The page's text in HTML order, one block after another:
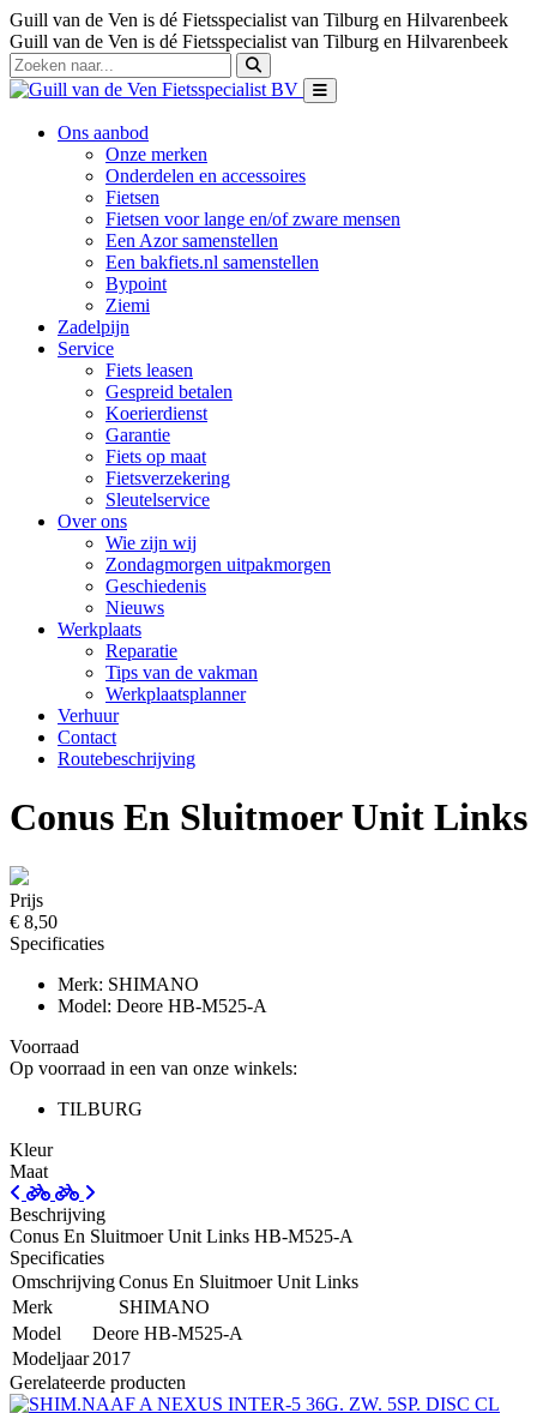
Guill van de Ven is dé Fietsspecialist van Tilburg en Hilvarenbeek
Guill van de Ven is dé Fietsspecialist van Tilburg en Hilvarenbeek
Ons aanbod
Onze merken
Onderdelen en accessoires
Fietsen
Fietsen voor lange en/of zware mensen
Een Azor samenstellen
Een bakfiets.nl samenstellen
Bypoint
Ziemi
Zadelpijn
Service
Fiets leasen
Gespreid betalen
Koerierdienst
Garantie
Fiets op maat
Fietsverzekering
Sleutelservice
Over ons
Wie zijn wij
Zondagmorgen uitpakmorgen
Geschiedenis
Nieuws
Werkplaats
Reparatie
Tips van de vakman
Werkplaatsplanner
Verhuur
Contact
Routebeschrijving
Conus En Sluitmoer Unit Links
Prijs
€ 8,50
Specificaties
Merk: SHIMANO
Model: Deore HB-M525-A
Voorraad
Op voorraad in een van onze winkels:
TILBURG
Kleur
Maat
Beschrijving
Conus En Sluitmoer Unit Links HB-M525-A
Specificaties
OmschrijvingConus En Sluitmoer Unit Links
Merk
SHIMANO
Model
Deore HB-M525-A
Modeljaar 2017
Gerelateerde producten